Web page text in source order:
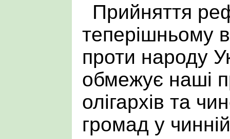
Прийняття
теперішньому
проти народу
обмежує наші
олігархів та
громад у